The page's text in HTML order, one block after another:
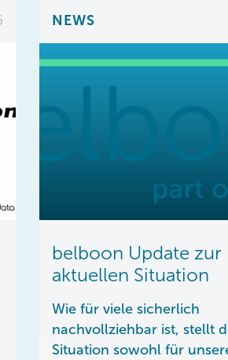
NEWS
belboon Update zur
aktuellen Situation
Wie für viele sicherlich
nachvollziehbar ist, stellt
Situation sowohl für